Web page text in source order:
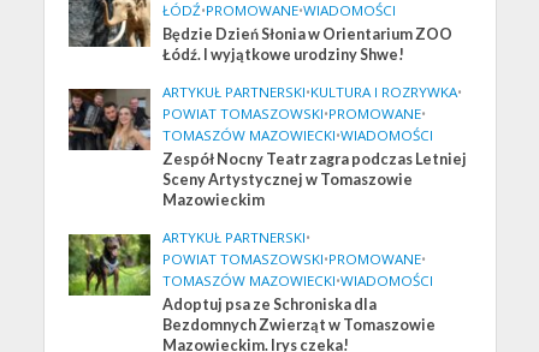
ŁÓDŹ•PROMOWANE•WIADOMOŚCI
Będzie Dzień Słonia w Orientarium ZOO
Łódź. I wyjątkowe urodziny Shwe!
ARTYKUŁ PARTNERSKI•KULTURA I ROZRYWKA•
POWIAT TOMASZOWSKI•PROMOWANE•
TOMASZÓW MAZOWIECKI•WIADOMOŚCI
Zespół Nocny Teatr zagra podczas Letniej
Sceny Artystycznej w Tomaszowie
Mazowieckim
ARTYKUŁ PARTNERSKI•
POWIAT TOMASZOWSKI•PROMOWANE•
TOMASZÓW MAZOWIECKI•WIADOMOŚCI
Adoptuj psa ze Schroniska dla
Bezdomnych Zwierząt w Tomaszowie
Mazowieckim. Irys czeka!